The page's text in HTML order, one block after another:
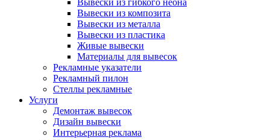
Вывески из гибкого неона
Вывески из композита
Вывески из металла
Вывески из пластика
Живые вывески
Материалы для вывесок
Рекламные указатели
Рекламный пилон
Стеллы рекламные
Услуги
Демонтаж вывесок
Дизайн вывески
Интерьерная реклама